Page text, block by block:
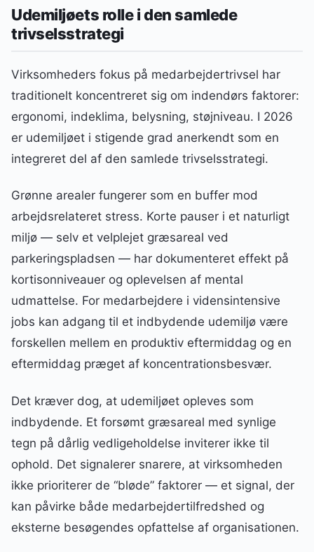
Udemiljøets rolle i den samlede
trivselsstrategi
Virksomheders fokus på medarbejdertrivsel har
traditionelt koncentreret sig om indendørs faktorer:
ergonomi, indeklima, belysning, støjniveau. I 2026
er udemiljøet i stigende grad anerkendt som en
integreret del af den samlede trivselsstrategi.
Grønne arealer fungerer som en buffer mod
arbejdsrelateret stress. Korte pauser i et naturligt
miljø — selv et velplejet græsareal ved
parkeringspladsen — har dokumenteret effekt på
kortisonniveauer og oplevelsen af mental
udmattelse. For medarbejdere i vidensintensive
jobs kan adgang til et indbydende udemiljø være
forskellen mellem en produktiv eftermiddag og en
eftermiddag præget af koncentrationsbesvær.
Det kræver dog, at udemiljøet opleves som
indbydende. Et forsømt græsareal med synlige
tegn på dårlig vedligeholdelse inviterer ikke til
ophold. Det signalerer snarere, at virksomheden
ikke prioriterer de “bløde” faktorer — et signal, der
kan påvirke både medarbejdertilfredshed og
eksterne besøgendes opfattelse af organisationen.